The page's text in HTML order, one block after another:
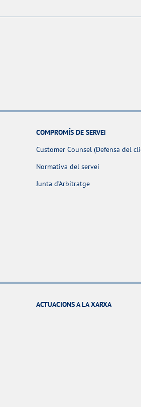
COMPROMÍS DE SERVEI
Customer Counsel (Defensa del
Normativa del servei
Junta d’Arbitratge
ACTUACIONS A LA XARXA